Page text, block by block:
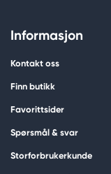
Informasjon
Kontakt oss
Finn butikk
Favorittsider
Spørsmål & svar
Storforbrukerkunde